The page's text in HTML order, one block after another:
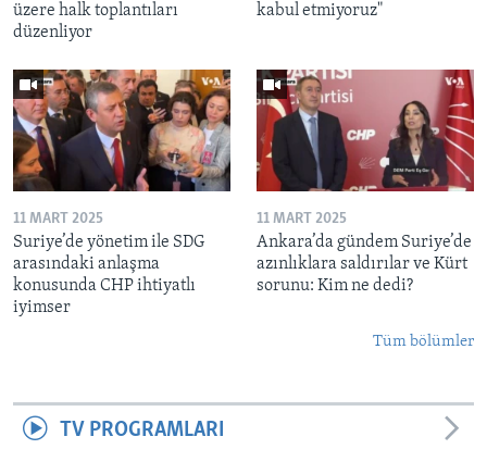
üzere halk toplantıları
düzenliyor
kabul etmiyoruz"
11 MART 2025
Suriye’de yönetim ile SDG
arasındaki anlaşma
konusunda CHP ihtiyatlı
iyimser
11 MART 2025
Ankara’da gündem Suriye’de
azınlıklara saldırılar ve Kürt
sorunu: Kim ne dedi?
Tüm bölümler
TV PROGRAMLARI